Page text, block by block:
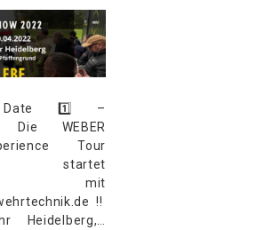
1️⃣ –
Die WEBER
Tour
startet
mit
‼️
Heidelberg,…